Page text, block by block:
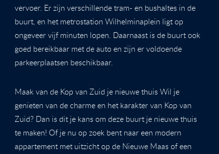
vervoer. Er zijn verschillende tram- en bushaltes in de
buurt, en het metrostation Wilhelminaplein ligt op
ongeveer vijf minuten lopen. Daarnaast is de buurt ook
goed bereikbaar met de auto en zijn er voldoende
parkeerplaatsen beschikbaar.
Maak van de Kop van Zuid je nieuwe thuis Wil je
genieten van de charme en het karakter van Kop van
Zuid? Dan is dit je kans om deze buurt je nieuwe thuis
te maken! Of je nu op zoek bent naar een modern
appartement met uitzicht op de Nieuwe Maas of een